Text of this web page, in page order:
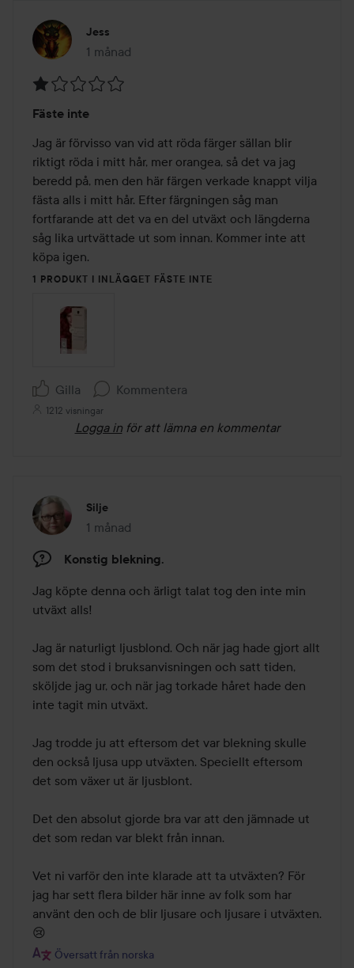
Jess
1 månad
Inlägget skapades 1 månad
1
av
5
Fäste inte
Jag är förvisso van vid att röda färger sällan blir
riktigt röda i mitt hår, mer orangea, så det va jag
beredd på, men den här färgen verkade knappt vilja
fästa alls i mitt hår. Efter färgningen såg man
fortfarande att det va en del utväxt och längderna
såg lika urtvättade ut som innan. Kommer inte att
köpa igen.
1 PRODUKT I INLÄGGET FÄSTE INTE
Gilla Kommentera
1212 visningar
Logga in för att lämna en kommentar
Silje
1 månad
Inlägget skapades 1 månad
Konstig blekning.
Jag köpte denna och ärligt talat tog den inte min
utväxt alls!
Jag är naturligt ljusblond. Och när jag hade gjort allt
som det stod i bruksanvisningen och satt tiden,
sköljde jag ur, och när jag torkade håret hade den
inte tagit min utväxt.
Jag trodde ju att eftersom det var blekning skulle
den också ljusa upp utväxten. Speciellt eftersom
det som växer ut är ljusblont.
Det den absolut gjorde bra var att den jämnade ut
det som redan var blekt från innan.
Vet ni varför den inte klarade att ta utväxten? För
jag har sett flera bilder här inne av folk som har
använt den och de blir ljusare och ljusare i utväxten.
😢
Översatt från norska